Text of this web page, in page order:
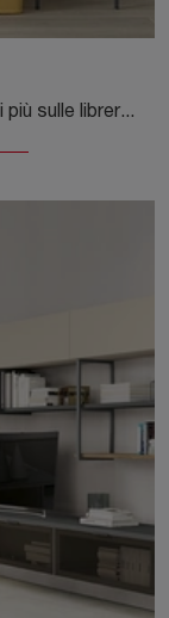
Vuoi ristrutturare il soggiorno? Scopri di più sulle librerie moderne componibili e arreda i tuoi interni con il modello Up&Up Golf A105.